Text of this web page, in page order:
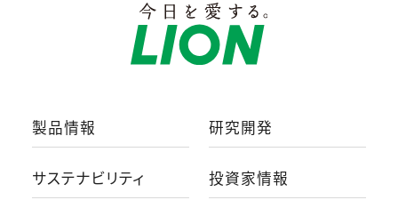
製品情報 研究開発
サステナビリティ 投資家情報